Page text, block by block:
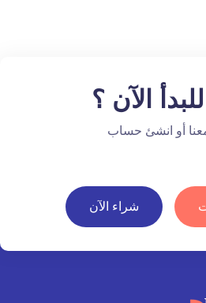
الآن ؟
أو انشئ حساب
شراء الآن